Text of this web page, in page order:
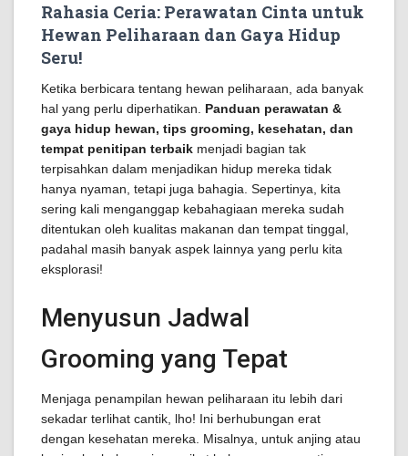
Rahasia Ceria: Perawatan Cinta untuk
Hewan Peliharaan dan Gaya Hidup
Seru!
Ketika berbicara tentang hewan peliharaan, ada banyak
hal yang perlu diperhatikan. Panduan perawatan &
gaya hidup hewan, tips grooming, kesehatan, dan
tempat penitipan terbaik menjadi bagian tak
terpisahkan dalam menjadikan hidup mereka tidak
hanya nyaman, tetapi juga bahagia. Sepertinya, kita
sering kali menganggap kebahagiaan mereka sudah
ditentukan oleh kualitas makanan dan tempat tinggal,
padahal masih banyak aspek lainnya yang perlu kita
eksplorasi!
Menyusun Jadwal
Grooming yang Tepat
Menjaga penampilan hewan peliharaan itu lebih dari
sekadar terlihat cantik, lho! Ini berhubungan erat
dengan kesehatan mereka. Misalnya, untuk anjing atau